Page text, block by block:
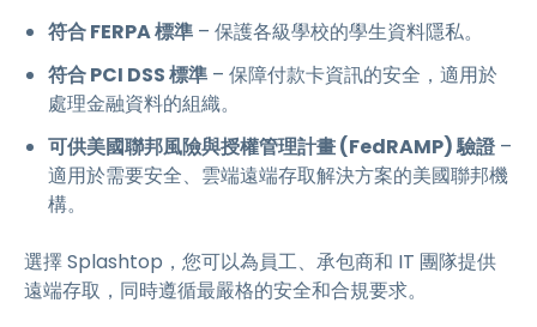
符合 FERPA 標準 – 保護各級學校的學生資料隱私。
符合 PCI DSS 標準 – 保障付款卡資訊的安全，適用於
處理金融資料的組織。
可供美國聯邦風險與授權管理計畫 (FedRAMP) 驗證–
適用於需要安全、雲端遠端存取解決方案的美國聯邦機
構。
選擇 Splashtop，您可以為員工、承包商和 IT 團隊提供
遠端存取，同時遵循最嚴格的安全和合規要求。